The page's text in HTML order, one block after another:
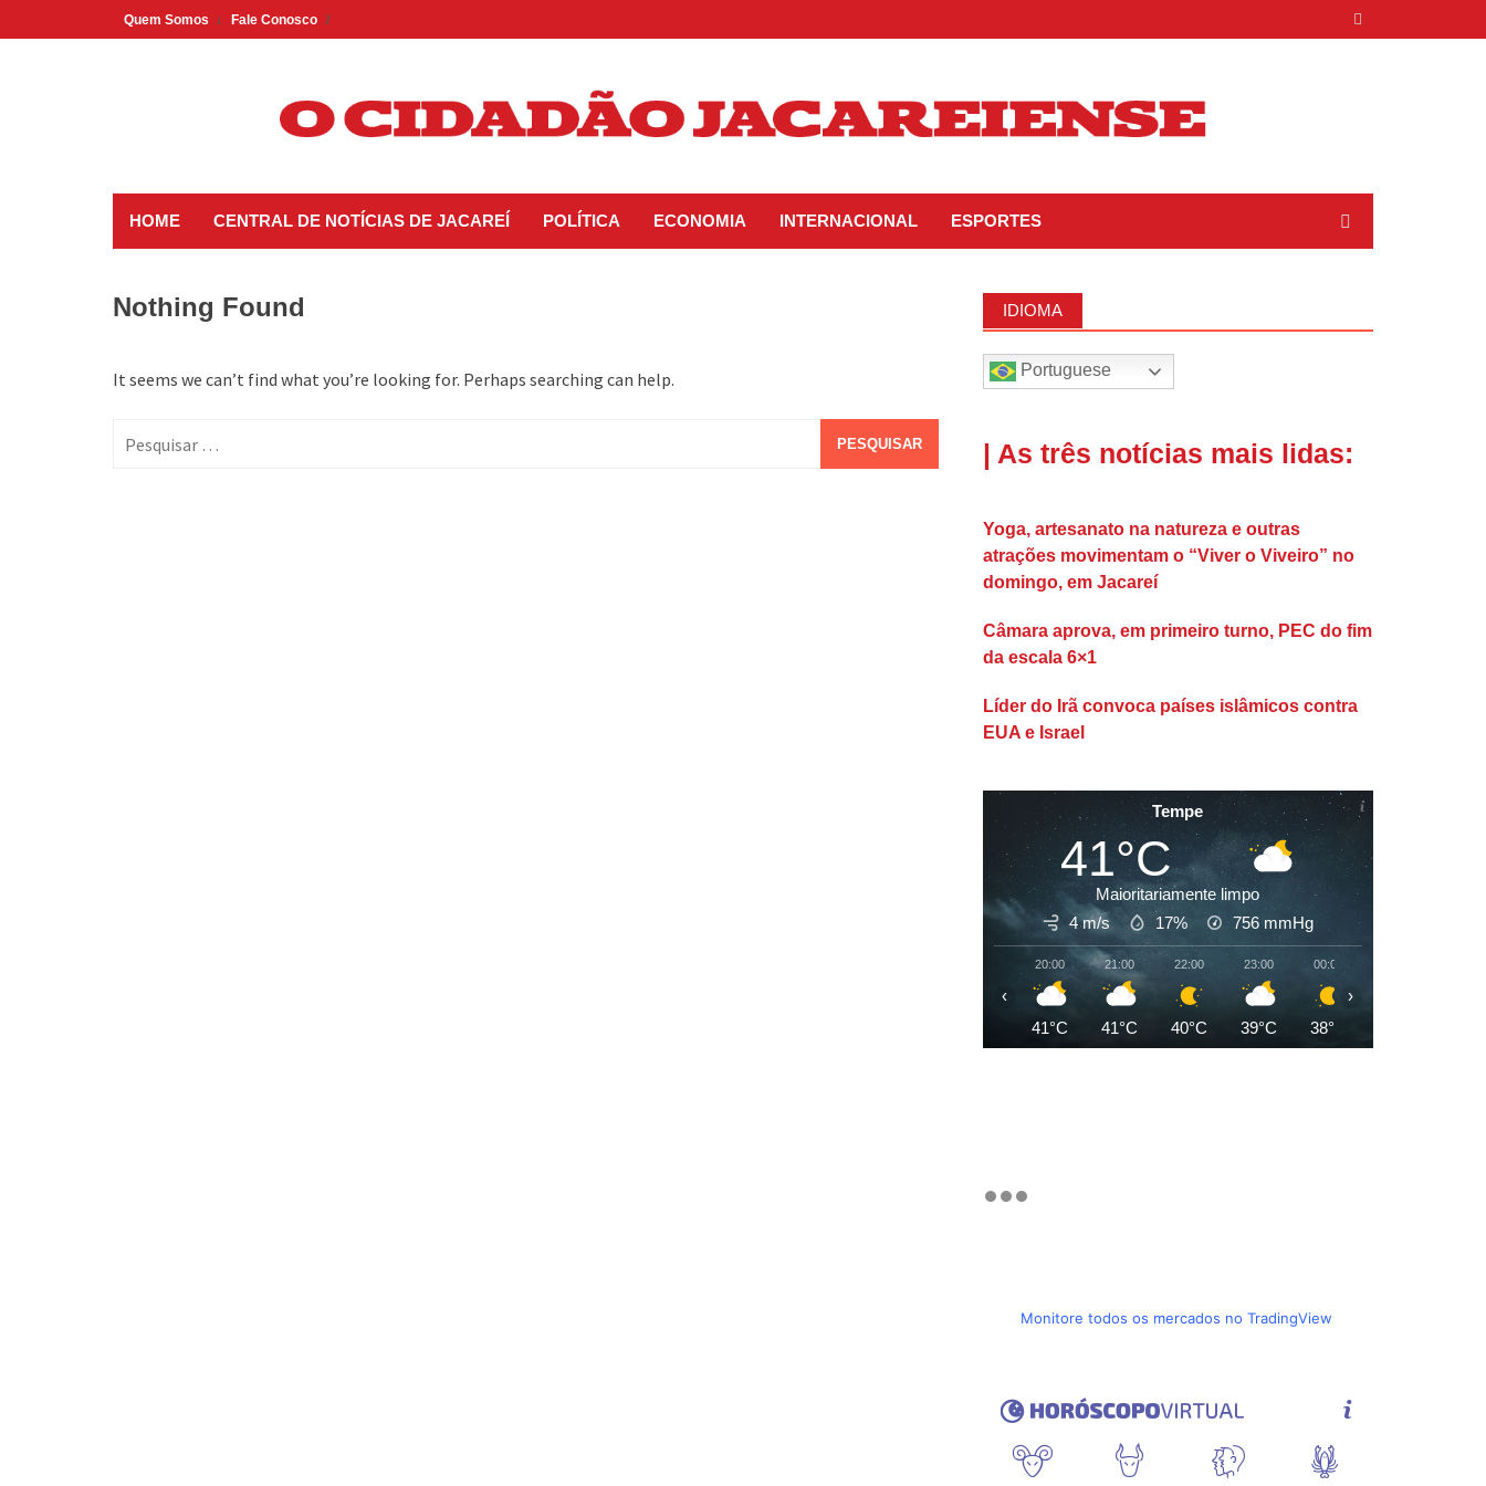
to
Quem Somos Fale Conosco
HOME CENTRAL DE NOTÍCIAS DE JACAREÍ POLÍTICA ECONOMIA INTERNACIONAL ESPORTES
Nothing Found
It seems we can’t find what you’re looking for. Perhaps searching can help.
por:
IDIOMA
Portuguese
| As três notícias mais lidas:
Yoga, artesanato na natureza e outras
atrações movimentam o “Viver o Viveiro” no
domingo, em Jacareí
Câmara aprova, em primeiro turno, PEC do fim
da escala 6×1
Líder do Irã convoca países islâmicos contra
EUA e Israel
Tempe
41°C
Maioritariamente limpo
4 m/s
17% 756 mmHg
20:00
41°C
21:00
41°C
22:00
40°C
23:00
39°C
00:00
38°C
‹ ›
Monitore todos os mercados no TradingView